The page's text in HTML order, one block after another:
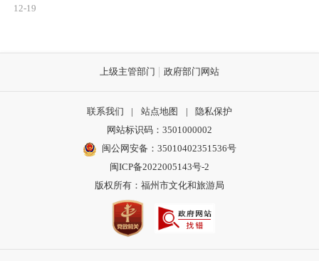
12-19
上级主管部门 政府部门网站
联系我们 | 站点地图 |
隐私保护
网站标识码：3501000002
闽公网安备：35010402351536号
闽ICP备2022005143号-2
版权所有：福州市文化和旅游局